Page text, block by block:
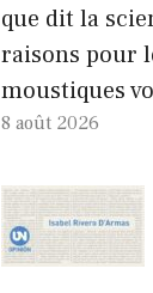
que dit la
raisons pour
moustiques
8 août 2026